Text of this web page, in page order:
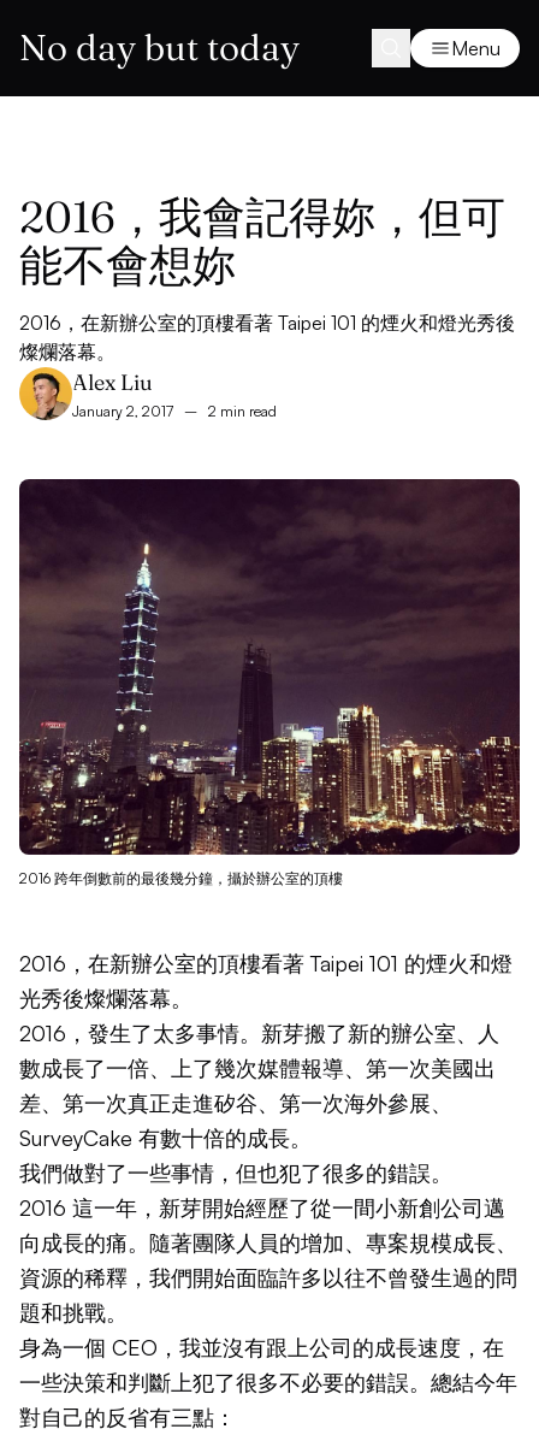
No day but today Menu
2016，我會記得妳，但可
能不會想妳
2016，在新辦公室的頂樓看著 Taipei 101 的煙火和燈光秀後
燦爛落幕。
Alex Liu
January 2, 2017 – 2 min read
2016 跨年倒數前的最後幾分鐘，攝於辦公室的頂樓
2016，在新辦公室的頂樓看著 Taipei 101 的煙火和燈
光秀後燦爛落幕。
2016，發生了太多事情。新芽搬了新的辦公室、人
數成長了一倍、上了幾次媒體報導、第一次美國出
差、第一次真正走進矽谷、第一次海外參展、
SurveyCake 有數十倍的成長。
我們做對了一些事情，但也犯了很多的錯誤。
2016 這一年，新芽開始經歷了從一間小新創公司邁
向成長的痛。隨著團隊人員的增加、專案規模成長、
資源的稀釋，我們開始面臨許多以往不曾發生過的問
題和挑戰。
身為一個 CEO，我並沒有跟上公司的成長速度，在
一些決策和判斷上犯了很多不必要的錯誤。總結今年
對自己的反省有三點：